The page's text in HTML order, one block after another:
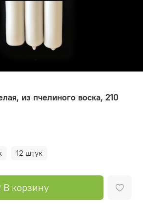
из пчелиного воска, 210
12 штук
В корзину